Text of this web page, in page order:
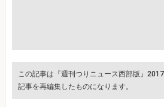
この記事は『週刊つりニュース西部版』
記事を再編集したものになります。